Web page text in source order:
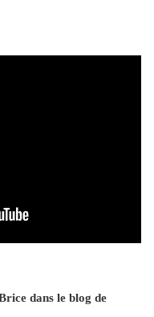
dans le blog de